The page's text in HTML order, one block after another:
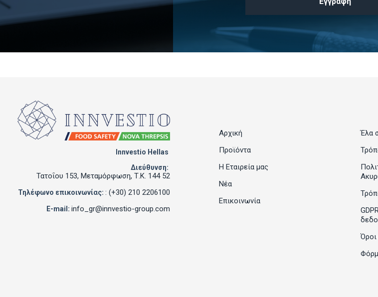
Innvestio Hellas
Διεύθυνση:
Τατοΐου 153, Μεταμόρφωση, Τ.Κ. 144 52
Τηλέφωνο επικοινωνίας: : (+30) 210 2206100
E-mail: info_gr@innvestio-group.com
Αρχική
Προϊόντα
Η Εταιρεία μας
Νέα
Επικοινωνία
Έλα